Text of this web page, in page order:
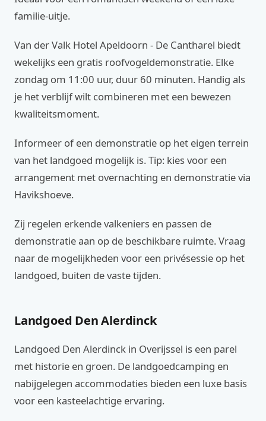
familie-uitje.
Van der Valk Hotel Apeldoorn - De Cantharel biedt
wekelijks een gratis roofvogeldemonstratie. Elke
zondag om 11:00 uur, duur 60 minuten. Handig als
je het verblijf wilt combineren met een bewezen
kwaliteitsmoment.
Informeer of een demonstratie op het eigen terrein
van het landgoed mogelijk is. Tip: kies voor een
arrangement met overnachting en demonstratie via
Havikshoeve.
Zij regelen erkende valkeniers en passen de
demonstratie aan op de beschikbare ruimte. Vraag
naar de mogelijkheden voor een privésessie op het
landgoed, buiten de vaste tijden.
Landgoed Den Alerdinck
Landgoed Den Alerdinck in Overijssel is een parel
met historie en groen. De landgoedcamping en
nabijgelegen accommodaties bieden een luxe basis
voor een kasteelachtige ervaring.